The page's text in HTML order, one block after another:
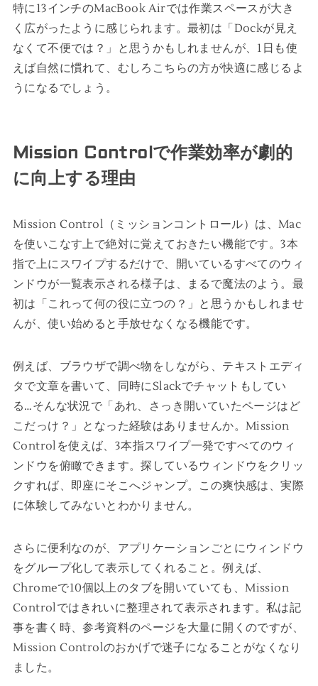
特に13インチのMacBook Airでは作業スペースが大き
く広がったように感じられます。最初は「Dockが見え
なくて不便では？」と思うかもしれませんが、1日も使
えば自然に慣れて、むしろこちらの方が快適に感じるよ
うになるでしょう。
Mission Controlで作業効率が劇的
に向上する理由
Mission Control（ミッションコントロール）は、Mac
を使いこなす上で絶対に覚えておきたい機能です。3本
指で上にスワイプするだけで、開いているすべてのウィ
ンドウが一覧表示される様子は、まるで魔法のよう。最
初は「これって何の役に立つの？」と思うかもしれませ
んが、使い始めると手放せなくなる機能です。
例えば、ブラウザで調べ物をしながら、テキストエディ
タで文章を書いて、同時にSlackでチャットもしてい
る…そんな状況で「あれ、さっき開いていたページはど
こだっけ？」となった経験はありませんか。Mission
Controlを使えば、3本指スワイプ一発ですべてのウィ
ンドウを俯瞰できます。探しているウィンドウをクリッ
クすれば、即座にそこへジャンプ。この爽快感は、実際
に体験してみないとわかりません。
さらに便利なのが、アプリケーションごとにウィンドウ
をグループ化して表示してくれること。例えば、
Chromeで10個以上のタブを開いていても、Mission
Controlではきれいに整理されて表示されます。私は記
事を書く時、参考資料のページを大量に開くのですが、
Mission Controlのおかげで迷子になることがなくなり
ました。